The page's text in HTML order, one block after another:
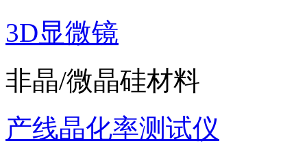
3D显微镜
非晶/微晶硅材料
产线晶化率测试仪